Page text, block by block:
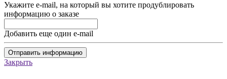
Укажите e-mail, на который вы хотите продублировать
информацию о заказе
Добавить еще один e-mail
Отправить информацию
Закрыть